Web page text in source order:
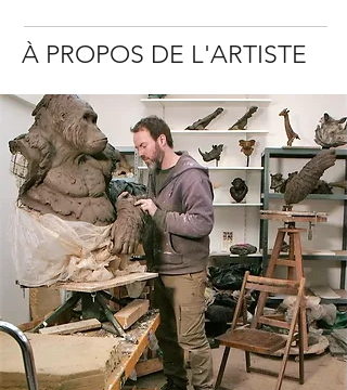
À PROPOS DE L'ARTISTE